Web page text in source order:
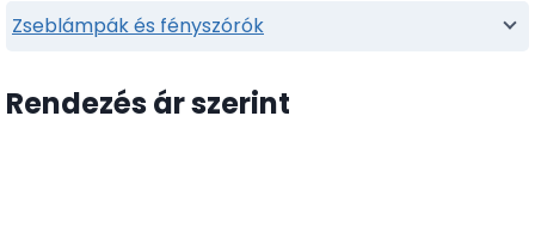
Zseblámpák és fényszórók
Rendezés ár szerint